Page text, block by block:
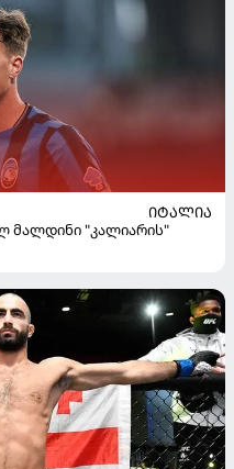
ᲘᲢᲐᲚᲘᲐ
მალდინი "კალიარის"